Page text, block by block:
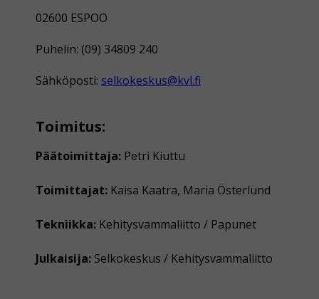
02600 ESPOO
Puhelin: (09) 34809 240
Sähköposti: selkokeskus@kvl.fi
Toimitus:
Päätoimittaja: Petri Kiuttu
Toimittajat: Kaisa Kaatra, Maria Österlund
Tekniikka: Kehitysvammaliitto / Papunet
Julkaisija: Selkokeskus / Kehitysvammaliitto